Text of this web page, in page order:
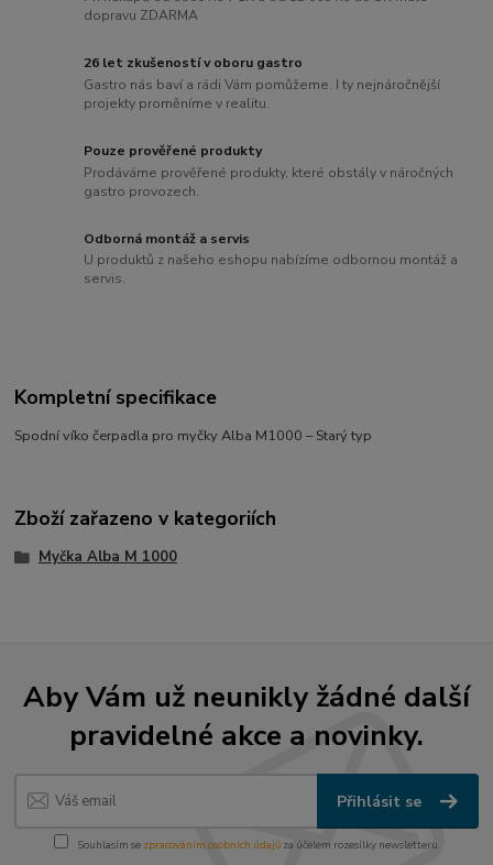
dopravu ZDARMA
26 let zkušeností v oboru gastro
Gastro nás baví a rádi Vám pomůžeme. I ty nejnáročnější
projekty proměníme v realitu.
Pouze prověřené produkty
Prodáváme prověřené produkty, které obstály v náročných
gastro provozech.
Odborná montáž a servis
U produktů z našeho eshopu nabízíme odbornou montáž a
servis.
Kompletní specifikace
Spodní víko čerpadla pro myčky Alba M1000 – Starý typ
Zboží zařazeno v kategoriích
Myčka Alba M 1000
Aby Vám už neunikly žádné další
pravidelné akce a novinky.
Přihlásit se
Souhlasím se zpracováním osobních údajůza účelem rozesílky newsletteru.